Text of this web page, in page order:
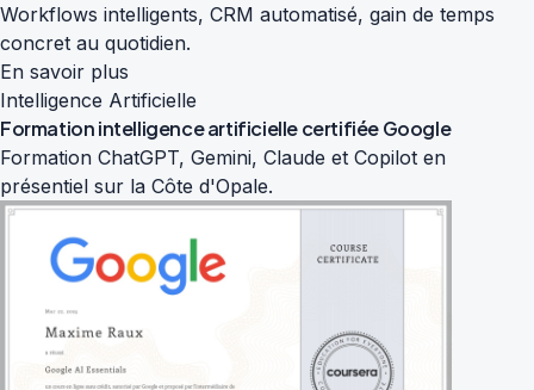
Workflows intelligents, CRM automatisé, gain de temps
concret au quotidien.
En savoir plus
Intelligence Artificielle
Formation intelligence artificiellecertifiée Google
Formation ChatGPT, Gemini, Claude et Copilot en
présentiel sur la Côte d'Opale.